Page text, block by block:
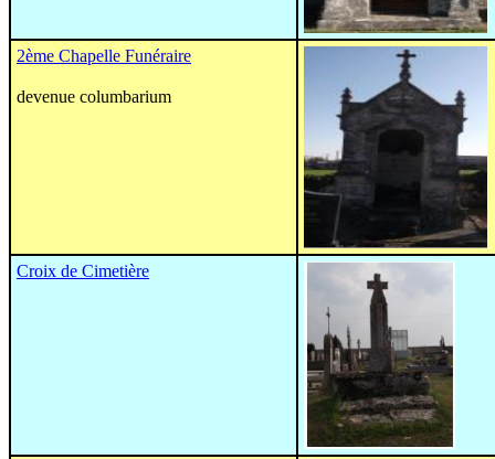
2ème Chapelle Funéraire
devenue columbarium
Croix de Cimetière